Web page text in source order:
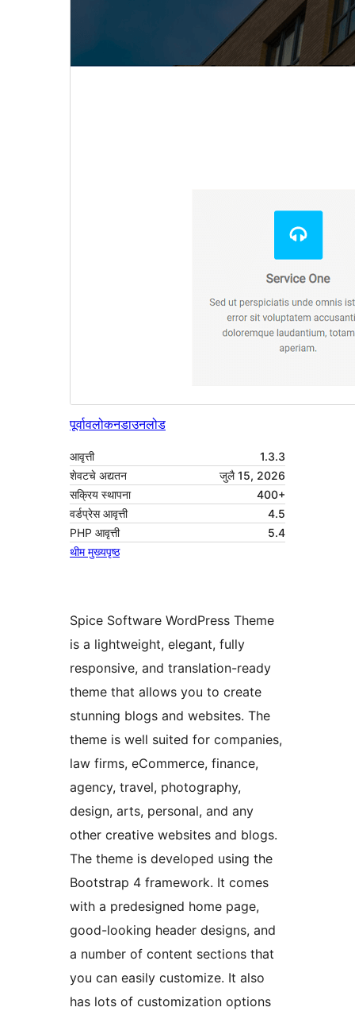
पूर्वावलोकनडाउनलोड
आवृत्ती
1.3.3
शेवटचे अद्यतन
जुलै 15, 2026
सक्रिय स्थापना
400+
वर्डप्रेस आवृत्ती
4.5
PHP आवृत्ती
5.4
थीम मुख्यपृष्ठ
Spice Software WordPress Theme
is a lightweight, elegant, fully
responsive, and translation-ready
theme that allows you to create
stunning blogs and websites. The
theme is well suited for companies,
law firms, eCommerce, finance,
agency, travel, photography,
design, arts, personal, and any
other creative websites and blogs.
The theme is developed using the
Bootstrap 4 framework. It comes
with a predesigned home page,
good-looking header designs, and
a number of content sections that
you can easily customize. It also
has lots of customization options